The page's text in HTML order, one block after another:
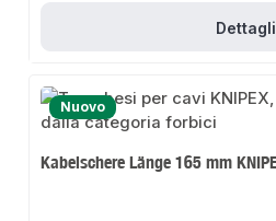
Dettagli
Nuovo
Kabelschere Länge 165 mm